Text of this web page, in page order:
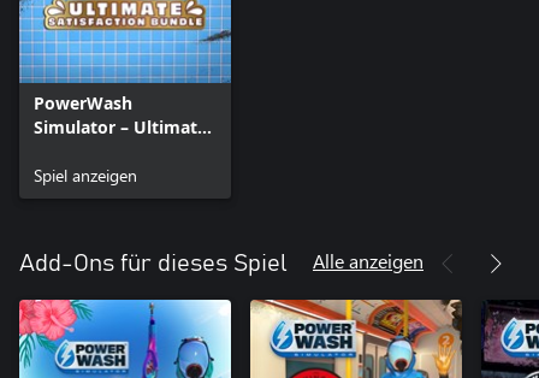
PowerWash
Simulator – Ultimate
Spiel anzeigen
Add-Ons für dieses Spiel Alle anzeigen